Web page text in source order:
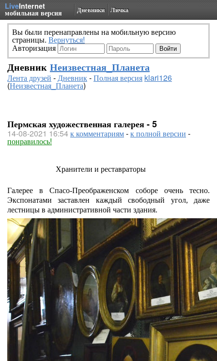
LiveInternet
мобильная версия Дневники Личка
Вы были перенаправлены на мобильную версию
страницы. Вернуться!
Авторизация
Дневник Неизвестная_Планета
Лента друзей -Дневник-Полная версия klari126
(Неизвестная_Планета)
Пермская художественная галерея - 5
14-08-2021 16:54к комментариям-к полной версии -
понравилось!
Хранители и реставраторы
Галерее в Спасо-Преображенском соборе очень тесно.
Экспонатами заставлен каждый свободный угол, даже
лестницы в административной части здания.